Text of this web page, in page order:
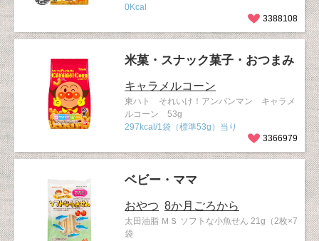
0Kcal
3388108
米菓・スナック菓子・おつまみ
キャラメルコーン
東ハト それいけ！アンパンマン キャラメ
ルコーン 53g
297kcal/1袋（標準53g）当り
3366979
ベビー・ママ
おやつ 8か月ごろから
太田油脂 ＭＳ ソフトな小魚せん 21g（2枚×7
袋